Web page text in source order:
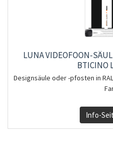
LUNA VIDEOFOON-
BTICINO
Designsäule oder -pfosten in
Info-